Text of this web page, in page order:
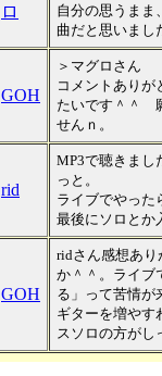
ロ
自分の思うまま
曲だと思いまし
GOH
＞マグロさん
コメントありが
たいです＾＾
せんｎ。
rid
MP3で聴きまし
っと。
ライブでやった
最後にソロとか
GOH
ridさん感想あり
か＾＾。ライブ
る」って苦情
ギターを増やす
スソロの方がし